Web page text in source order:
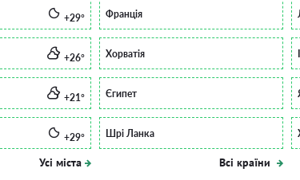
+29°
+26°
+21°
+29°
Усі міста
Франція
Хорватія
Єгипет
Шрі Ланка
Всі країни